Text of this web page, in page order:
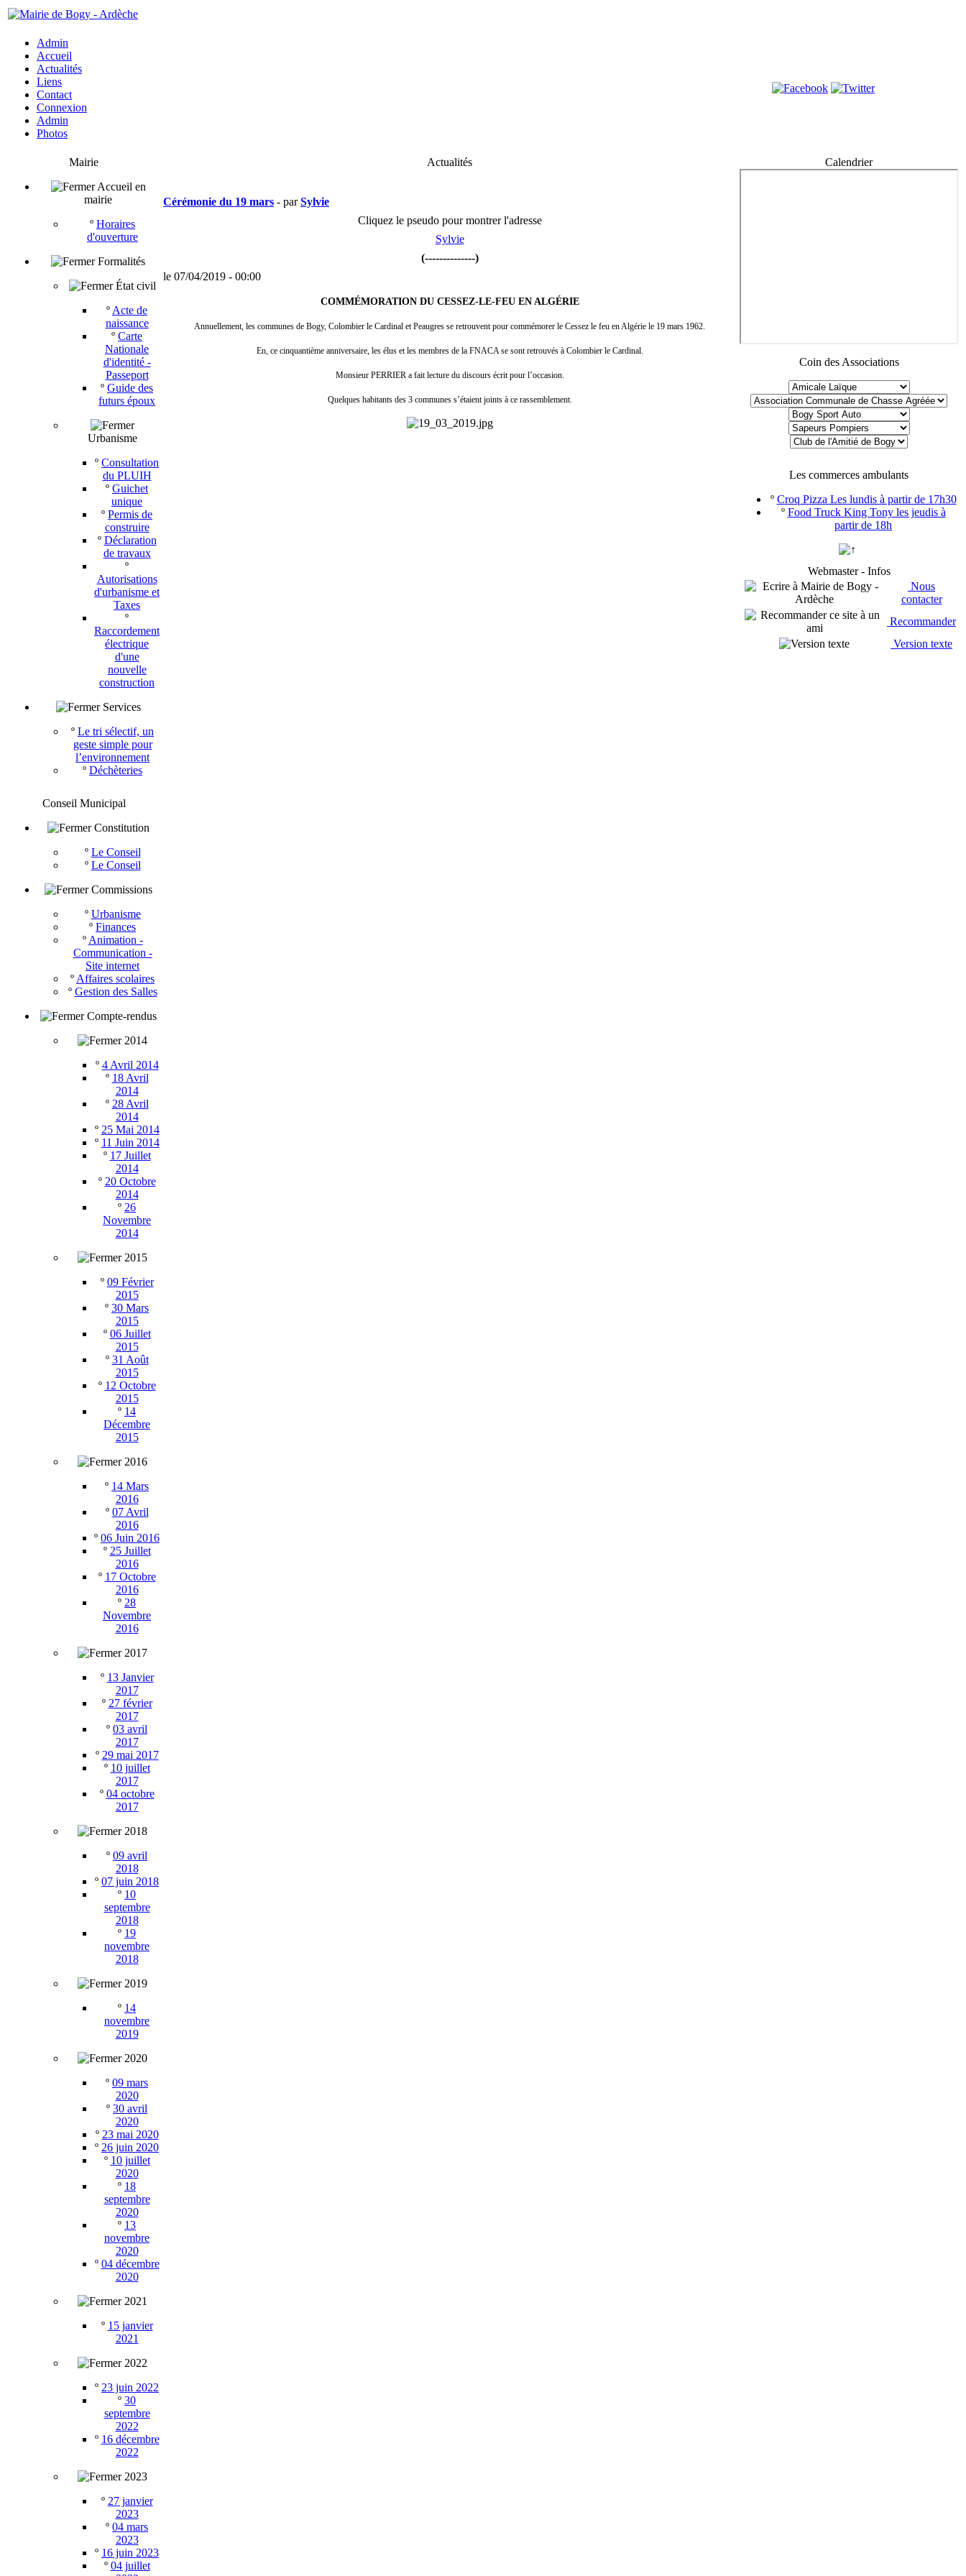
Admin
Accueil
Actualités
Liens
Contact
Connexion
Admin
Photos
Mairie
Accueil en
mairie
º Horaires
d'ouverture
Formalités
État civil
º Acte de
naissance
º Carte
Nationale
d'identité -
Passeport
º Guide des
futurs époux
Urbanisme
º Consultation
du PLUIH
º Guichet
unique
º Permis de
construire
º Déclaration
de travaux
º
Autorisations
d'urbanisme et
Taxes
º
Raccordement
électrique
d'une
nouvelle
construction
Services
º Le tri sélectif, un
geste simple pour
l’environnement
º Déchèteries
Conseil Municipal
Constitution
º Le Conseil
º Le Conseil
Commissions
º Urbanisme
º Finances
º Animation -
Communication -
Site internet
º Affaires scolaires
º Gestion des Salles
Compte-rendus
2014
º 4 Avril 2014
º 18 Avril
2014
º 28 Avril
2014
º 25 Mai 2014
º 11 Juin 2014
º 17 Juillet
2014
º 20 Octobre
2014
º 26
Novembre
2014
2015
º 09 Février
2015
º 30 Mars
2015
º 06 Juillet
2015
º 31 Août
2015
º 12 Octobre
2015
º 14
Décembre
2015
2016
º 14 Mars
2016
º 07 Avril
2016
º 06 Juin 2016
º 25 Juillet
2016
º 17 Octobre
2016
º 28
Novembre
2016
2017
º 13 Janvier
2017
º 27 février
2017
º 03 avril
2017
º 29 mai 2017
º 10 juillet
2017
º 04 octobre
2017
2018
º 09 avril
2018
º 07 juin 2018
º 10
septembre
2018
º 19
novembre
2018
2019
º 14
novembre
2019
2020
º 09 mars
2020
º 30 avril
2020
º 23 mai 2020
º 26 juin 2020
º 10 juillet
2020
º 18
septembre
2020
º 13
novembre
2020
º 04 décembre
2020
2021
º 15 janvier
2021
2022
º 23 juin 2022
º 30
septembre
2022
º 16 décembre
2022
2023
º 27 janvier
2023
º 04 mars
2023
º 16 juin 2023
º 04 juillet
Actualités
Cérémonie du 19 mars - parSylvie
Cliquez le pseudo pour montrer l'adresse
Sylvie
(--------------)
le 07/04/2019 - 00:00
COMMÉMORATION DU CESSEZ-LE-FEU EN ALGÉRIE
Annuellement, les communes de Bogy, Colombier le Cardinal et Peaugres se retrouvent pour commémorer le Cessez le feu en Algérie le 19 mars 1962.
En, ce cinquantième anniversaire, les élus et les membres de la FNACA se sont retrouvés à Colombier le Cardinal.
Monsieur PERRIER a fait lecture du discours écrit pour l’occasion.
Quelques habitants des 3 communes s’étaient joints à ce rassemblement.
Calendrier
Coin des Associations
Les commerces ambulants
º Croq Pizza Les lundis à partir de 17h30
º Food Truck King Tony les jeudis à
partir de 18h
Webmaster - Infos
Nous
contacter
Recommander
Version texte